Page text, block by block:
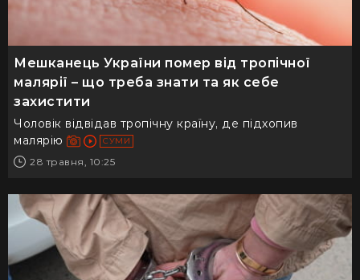
Мешканець України помер від тропічної
малярії – що треба знати та як себе
захистити
Чоловік відвідав тропічну країну, де підхопив
малярію
СУМИ
28 травня, 10:25